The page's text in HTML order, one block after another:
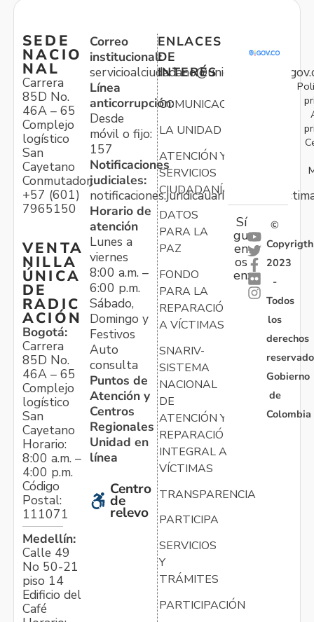
SEDE
NACIO
NAL
Carrera
85D No.
46A – 65
Complejo
logístico
San
Cayetano
Conmutador:
+57 (601)
7965150
VENTA
NILLA
ÚNICA
DE
RADIC
ACIÓN
Bogotá:
Carrera
85D No.
46A – 65
Complejo
logístico
San
Cayetano
Horario:
8:00 a.m. –
4:00 p.m.
Código
Postal:
111071
Medellín:
Calle 49
No 50-21
piso 14
Edificio del
Café
Correo
institucional:
Línea
anticorrupción:
Desde
móvil o fijo:
157
Notificaciones
judiciales:
Horario de
atención
Lunes a
viernes
8:00 a.m. –
6:00 p.m.
Sábado,
Domingo y
Festivos
Auto
consulta
Puntos de
Atención y
Centros
Regionales
Unidad en
línea
Centro
de
relevo
ENLACES
DE
INTERÉS
COMUNICACIONES
LA UNIDAD
ATENCIÓN Y
SERVICIOS
CIUDADANÍA
DATOS
PARA LA
PAZ
FONDO
PARA LA
REPARACIÓN
A VÍCTIMAS
SNARIV-
SISTEMA
NACIONAL
DE
ATENCIÓN Y
REPARACIÓN
INTEGRAL A
VÍCTIMAS
TRANSPARENCIA
PARTICIPA
SERVICIOS
Y
TRÁMITES
PARTICIPACIÓN
Sí
gu
en
os
en:
©
Copyrigth
2023
-
Todos
los
derechos
Gobierno
de
Colombia